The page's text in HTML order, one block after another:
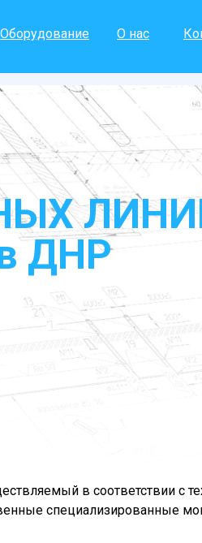
Оборудование О нас
ДНР
в соответствии с
специализированные